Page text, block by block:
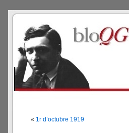
« 1r d’octubre 1919